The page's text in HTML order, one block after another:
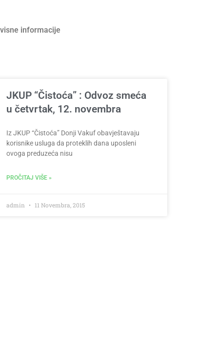
informacije
JKUP “Čistoća” : Odvoz smeća
u četvrtak, 12. novembra
Iz JKUP “Čistoća” Donji Vakuf obavještavaju
korisnike usluga da proteklih dana uposleni
ovoga preduzeća nisu
PROČITAJ VIŠE »
admin 11 Novembra, 2015